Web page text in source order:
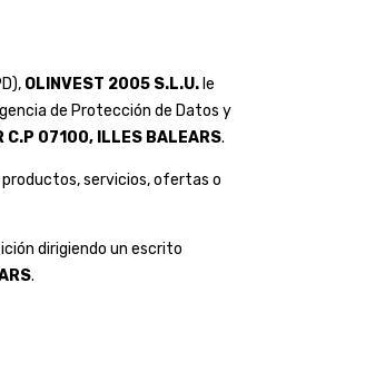
OLINVEST 2005 S.L.U. le
de Protección de Datos y
07100, ILLES BALEARS.
servicios, ofertas o
dirigiendo un escrito
.